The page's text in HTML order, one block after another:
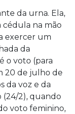
da urna. Ela,
cédula na mão
exercer um
da
o voto (para
20 de julho de
da voz e da
(24/2), quando
voto feminino,